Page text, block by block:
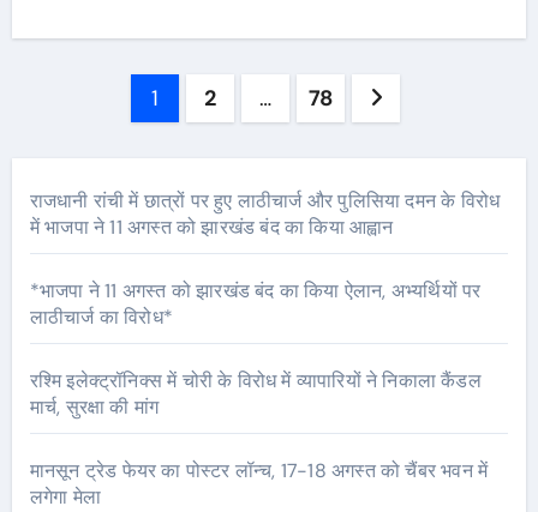
1 2 … 78
राजधानी रांची में छात्रों पर हुए लाठीचार्ज और पुलिसिया दमन के विरोध
में भाजपा ने 11 अगस्त को झारखंड बंद का किया आह्वान
*भाजपा ने 11 अगस्त को झारखंड बंद का किया ऐलान, अभ्यर्थियों पर
लाठीचार्ज का विरोध*
रश्मि इलेक्ट्रॉनिक्स में चोरी के विरोध में व्यापारियों ने निकाला कैंडल
मार्च, सुरक्षा की मांग
मानसून ट्रेड फेयर का पोस्टर लॉन्च, 17-18 अगस्त को चैंबर भवन में
लगेगा मेला